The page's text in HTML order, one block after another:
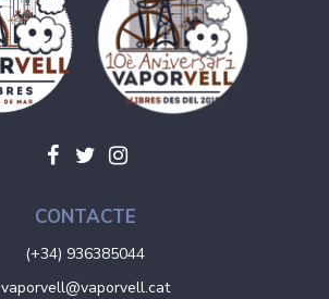
CONTACTE
(+34) 936385044
vaporvell@vaporvell.cat